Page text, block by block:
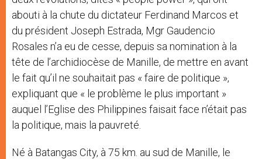
abouti à la chute du dictateur Ferdinand Marcos et
du président Joseph Estrada, Mgr Gaudencio
Rosales n’a eu de cesse, depuis sa nomination à la
tête de l’archidiocèse de Manille, de mettre en avant
le fait qu’il ne souhaitait pas « faire de politique »,
expliquant que « le problème le plus important »
auquel l’Eglise des Philippines faisait face n’était pas
la politique, mais la pauvreté.
Né à Batangas City, à 75 km. au sud de Manille, le